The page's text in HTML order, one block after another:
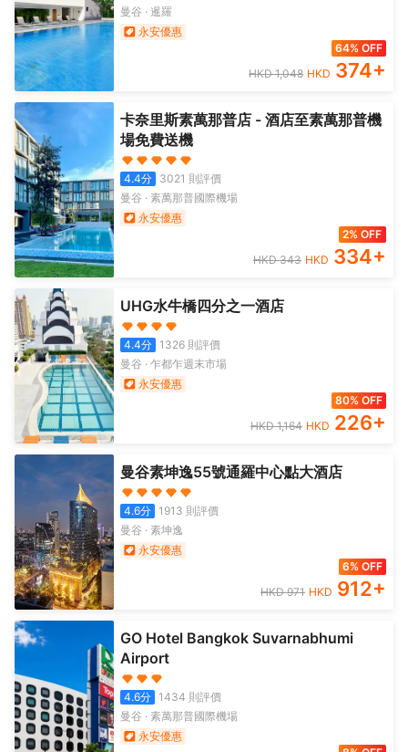
曼谷 · 暹羅
永安優惠
64% OFF
HKD1,048 HKD 374+
卡奈里斯素萬那普店 - 酒店至素萬那普機
場免費送機
4.4分 3021 則評價
曼谷 · 素萬那普國際機場
永安優惠
2% OFF
HKD343 HKD 334+
UHG水牛橋四分之一酒店
4.4分 1326則評價
曼谷 · 乍都乍週末市場
永安優惠
80% OFF
HKD1,164 HKD 226+
曼谷素坤逸55號通羅中心點大酒店
4.6分 1913 則評價
曼谷 · 素坤逸
永安優惠
6% OFF
HKD971 HKD 912+
GO Hotel Bangkok Suvarnabhumi
Airport
4.6分 1434 則評價
曼谷 · 素萬那普國際機場
永安優惠